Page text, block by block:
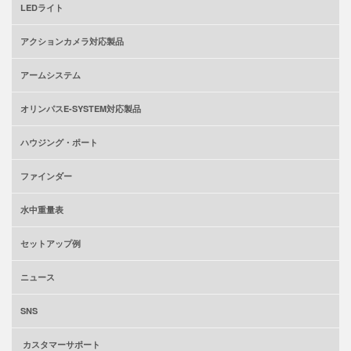
LEDライト
アクションカメラ対応製品
アームシステム
オリンパスE-SYSTEM対応製品
ハウジング・ポート
ファインダー
水中重量表
セットアップ例
ニュース
SNS
カスタマーサポート